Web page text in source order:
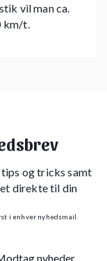
vil man ca.
km/t.
tips og tricks samt
direkte til din
i enhver nyhedsmail.
nyheder